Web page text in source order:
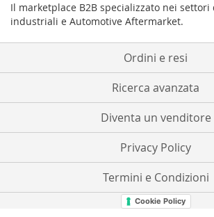
Il marketplace B2B specializzato nei
industriali e Automotive Aftermarket.
Ordini e resi
Ricerca avanzata
Diventa un venditore
Privacy Policy
Termini e Condizioni
Cookie Policy